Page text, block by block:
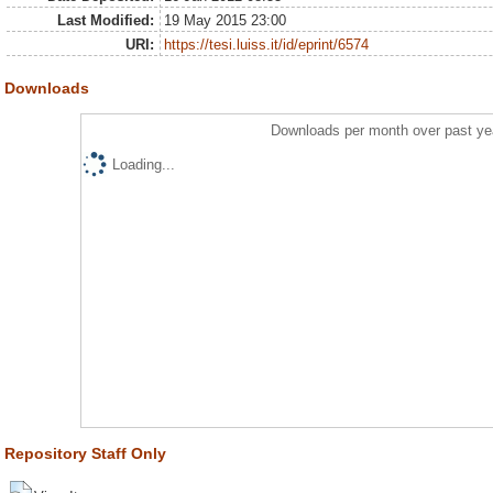
Last Modified:
19 May 2015 23:00
URI:
https://tesi.luiss.it/id/eprint/6574
Downloads
Downloads per month over past
Loading...
Repository Staff Only